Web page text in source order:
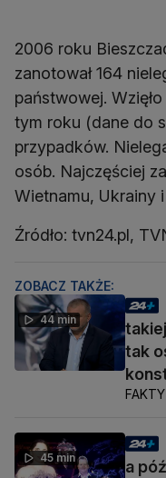
2006 roku
zanotował 164
państwowej.
tym roku (dane do
przypadków.
osób. Najczęściej
Wietnamu, Ukrainy i
Źródło: tvn24.pl,
ZOBACZ TAKŻE:
44 min
tak
45 min
a